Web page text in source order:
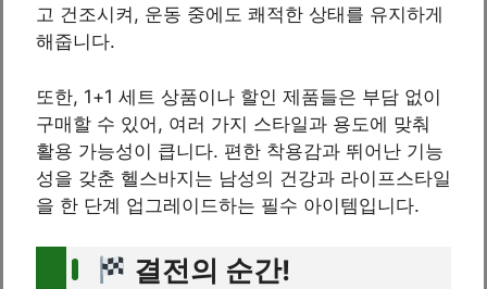
고 건조시켜, 운동 중에도 쾌적한 상태를 유지하게
해줍니다.
또한, 1+1 세트 상품이나 할인 제품들은 부담 없이
구매할 수 있어, 여러 가지 스타일과 용도에 맞춰
활용 가능성이 큽니다. 편한 착용감과 뛰어난 기능
성을 갖춘 헬스바지는 남성의 건강과 라이프스타일
을 한 단계 업그레이드하는 필수 아이템입니다.
결전의 순간!